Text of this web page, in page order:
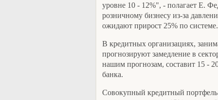
уровне 10 - 12%", - полагает Е.
розничному бизнесу из-за
ожидают прирост 25% по системе.
В кредитных организациях,
прогнозируют замедление в
нашим прогнозам, составит 15 -
банка.
Совокупный кредитный портфель